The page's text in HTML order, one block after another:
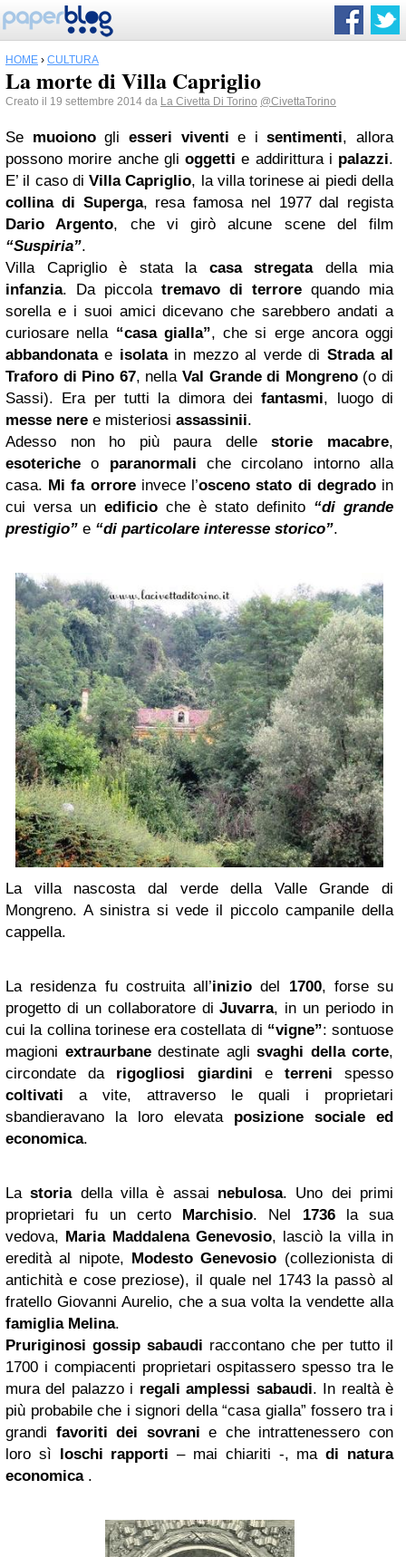
HOME › CULTURA
La morte di Villa Capriglio
Creato il 19 settembre 2014 da La Civetta Di Torino @CivettaTorino
Se muoionogli esseri viventi e isentimenti, allora
possono morire anche gli oggetti e addirittura i palazzi.
E’ il caso diVilla Capriglio, la villa torinese ai piedi della
collina di Superga, resa famosa nel 1977 dal regista
Dario Argento, che vi girò alcune scene del film
“Suspiria”.
Villa Capriglio è stata la casa stregatadella mia
infanzia. Da piccola tremavo di terrore quando mia
sorella e i suoi amici dicevano che sarebbero andati a
curiosare nella “casa gialla”, che si erge ancora oggi
abbandonatae isolatain mezzo al verde di Strada al
Traforo di Pino 67, nellaVal Grande di Mongreno(o di
Sassi). Era per tutti la dimora deifantasmi, luogo di
messe nere e misteriosi assassinii.
Adesso non ho più paura dellestorie macabre,
esoteriche o paranormali che circolano intorno alla
casa. Mi fa orroreinvece l’osceno stato di degradoin
cui versa un edificio che è stato definito “di grande
prestigio” e “di particolare interesse storico”.
La villa nascosta dal verde della Valle Grande di
Mongreno. A sinistra si vede il piccolo campanile della
cappella.
La residenza fu costruita all’inizio del 1700, forse su
progetto di un collaboratore diJuvarra, in un periodo in
cui la collina torinese era costellata di “vigne”: sontuose
magioni extraurbanedestinate agli svaghi della corte,
circondate da rigogliosi giardini e terreni spesso
coltivati a vite, attraverso le quali i proprietari
sbandieravano la loro elevata posizione sociale ed
economica.
Lastoriadella villa è assai nebulosa. Uno dei primi
proprietari fu un certo Marchisio. Nel 1736la sua
vedova, Maria Maddalena Genevosio, lasciò la villa in
eredità al nipote, Modesto Genevosio (collezionista di
antichità e cose preziose), il quale nel 1743 la passò al
fratello Giovanni Aurelio, che a sua volta la vendette alla
famiglia Melina.
Pruriginosi gossip sabaudi raccontano che per tutto il
1700 i compiacenti proprietari ospitassero spesso tra le
mura del palazzo i regali amplessi sabaudi. In realtà è
più probabile che i signori della “casa gialla” fossero tra i
grandi favoriti dei sovrani e che intrattenessero con
loro sì loschi rapporti – mai chiariti -, madi natura
economica.